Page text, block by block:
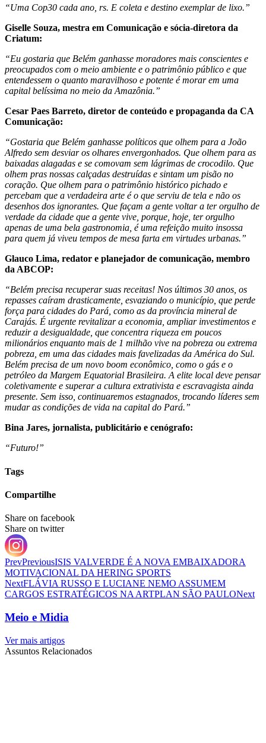
“Uma Cop30 cada ano, rs. E coleta e destino exemplar de lixo.”
Giselle Souza, mestra em Comunicação e sócia-diretora da
Criatum:
“Eu gostaria que Belém ganhasse moradores mais conscientes e
preocupados com o meio ambiente e o patrimônio público e que
entendessem o quanto maravilhoso e potente é morar em uma
capital belíssima no meio da Amazônia.”
Cesar Paes Barreto, diretor de conteúdo e propaganda da CA
Comunicação:
“Gostaria que Belém ganhasse políticos que olhem para a João
Alfredo sem desviar os olhares envergonhados. Que olhem para as
baixadas alagadas e se comovam sem lágrimas de crocodilo. Que
olhem pras nossas calçadas destruídas e sintam um pisão no
coração. Que olhem para o patrimônio histórico pichado e
percebam que a verdadeira arte é o que serviu de tela e não os
desenhos dos ignorantes. Que façam a gente voltar a ter orgulho de
verdade da cidade que a gente vive, porque, hoje, ter orgulho
apenas de uma bela gastronomia, é uma refeição muito insossa
para quem já viveu tempos de mesa farta em virtudes urbanas.”
Glauco Lima, redator e planejador de comunicação, membro
da ABCOP:
“Belém precisa recuperar suas receitas! Nos últimos 30 anos, os
repasses caíram drasticamente, esvaziando o município, que perde
força para cidades do Pará, como as da província mineral de
Carajás. É urgente revitalizar a economia, ampliar investimentos e
reduzir a desigualdade, que concentra riqueza em poucos
milionários enquanto mais de 1 milhão vive na pobreza ou extrema
pobreza, em uma das cidades mais favelizadas da América do Sul.
Belém precisa de um novo boom econômico, como o gás e o
petróleo da Margem Equatorial Brasileira. A elite local deve pensar
coletivamente e superar a cultura extrativista e escravagista ainda
presente. Sem isso, continuaremos estagnados, trocando líderes sem
mudar as condições de vida na capital do Pará.”
Bina Jares, jornalista, publicitário e cenógrafo:
“Futuro!”
Tags
Compartilhe
Share on facebook
Share on twitter
PrevPreviousISIS VALVERDE É A NOVA EMBAIXADORA
MOTIVACIONAL DA HERING SPORTS
NextFLÁVIA RUSSO E LUCIANE NEMO ASSUMEM
CARGOS ESTRATÉGICOS NA ARTPLAN SÃO PAULONext
Meio e Midia
Ver mais artigos
Assuntos Relacionados